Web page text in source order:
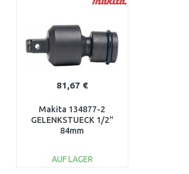
81,67 €
Makita 134877-2
GELENKSTUECK 1/2"
84mm
AUF LAGER